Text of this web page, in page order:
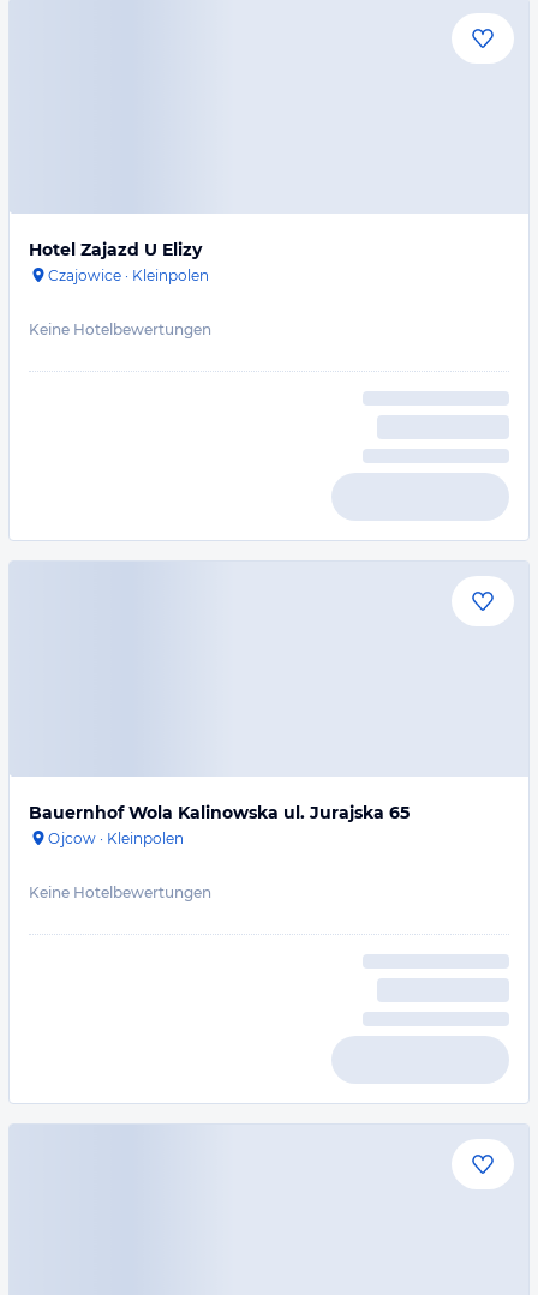
Hotel Zajazd U Elizy
Czajowice · Kleinpolen
Keine Hotelbewertungen
Bauernhof Wola Kalinowska ul. Jurajska 65
Ojcow · Kleinpolen
Keine Hotelbewertungen